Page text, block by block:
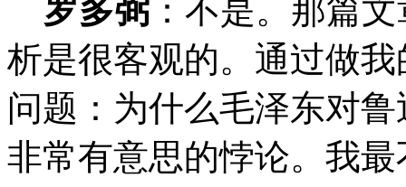
罗多弼 ：不是。那篇
析是很客观的。通过做
问题：为什么毛泽东对
非常有意思的悖论。我